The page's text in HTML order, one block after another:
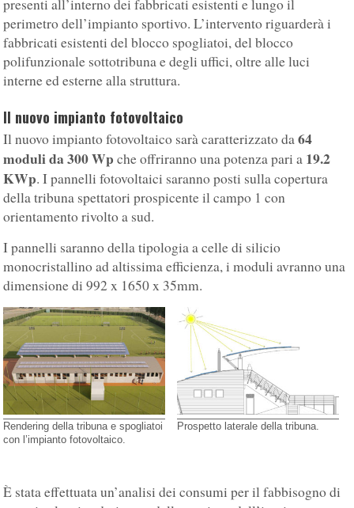
presenti all’interno dei fabbricati esistenti e lungo il
perimetro dell’impianto sportivo. L’intervento riguarderà i
fabbricati esistenti del blocco spogliatoi, del blocco
polifunzionale sottotribuna e degli uffici, oltre alle luci
interne ed esterne alla struttura.
Il nuovo impianto fotovoltaico
Il nuovo impianto fotovoltaico sarà caratterizzato da64
moduli da 300 Wp che offriranno una potenza pari a 19.2
KWp. I pannelli fotovoltaici saranno posti sulla copertura
della tribuna spettatori prospicente il campo 1 con
orientamento rivolto a sud.
I pannelli saranno della tipologia a celle di silicio
monocristallino ad altissima efficienza, i moduli avranno una
dimensione di 992 x 1650 x 35mm.
Rendering della tribuna e spogliatoi
con l’impianto fotovoltaico.
Prospetto laterale della tribuna.
È stata effettuata un’analisi dei consumi per il fabbisogno di